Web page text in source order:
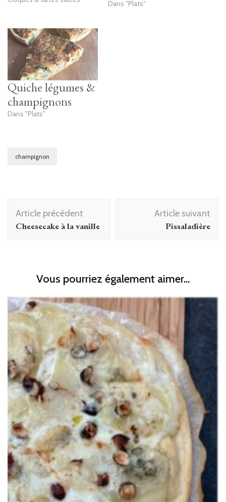
Dans "Plats"
Quiche légumes &
champignons
Dans "Plats"
champignon
Navigation
d'article
Article précédent
Cheesecake à la vanille
Article suivant
Pissaladière
Vous pourriez également aimer...